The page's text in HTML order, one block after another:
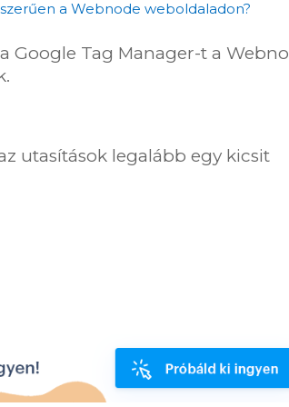
Google Tag Manager-t a
utasítások legalább egy kicsit